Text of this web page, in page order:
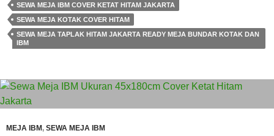
SEWA MEJA IBM COVER KETAT HITAM JAKARTA
SEWA MEJA KOTAK COVER HITAM
SEWA MEJA TAPLAK HITAM JAKARTA READY MEJA BUNDAR KOTAK DAN
IBM
MEJA IBM , SEWA MEJA IBM